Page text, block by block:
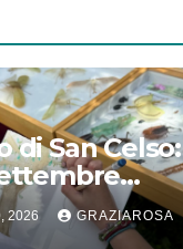
di San Celso:
edizione
“Storie in
2026 GRAZIAROSA